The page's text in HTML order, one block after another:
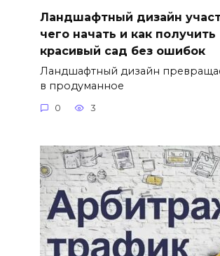
Ландшафтный дизайн
чего начать и как получить
красивый сад без ошибок
Ландшафтный дизайн
в продуманное
0 3